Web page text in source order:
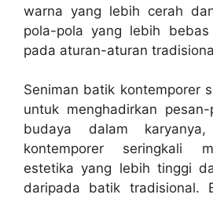
warna yang lebih cerah
pola-pola yang lebih
pada aturan-aturan
Seniman batik kontemporer
untuk menghadirkan
budaya dalam
kontemporer seringkali
estetika yang lebih tinggi
daripada batik tradisional.